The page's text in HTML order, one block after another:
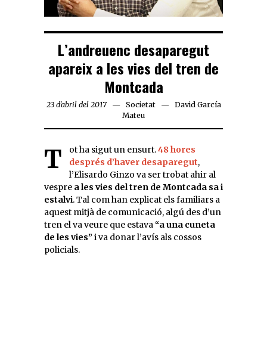
L’andreuenc desaparegut
apareix a les vies del tren de
Montcada
23 d'abril del 2017 Societat
David García
Mateu
Tot ha sigut un ensurt.48 hores
després d’haver desaparegut,
l’Elisardo Ginzo va ser trobat ahir al
vespre a les vies del tren de Montcada sa i
estalvi. Tal com han explicat els familiars a
aquest mitjà de comunicació, algú des d’un
tren el va veure que estava“a una cuneta
de les vies” i va donar l’avís als cossos
policials.